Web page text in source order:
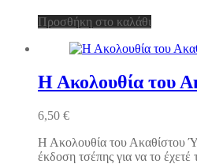
Προσθήκη στο καλάθι
Η Ακολουθία του
6,50 €
Η Ακολουθία του Ακαθίστου
έκδοση τσέπης για να το έχετέ